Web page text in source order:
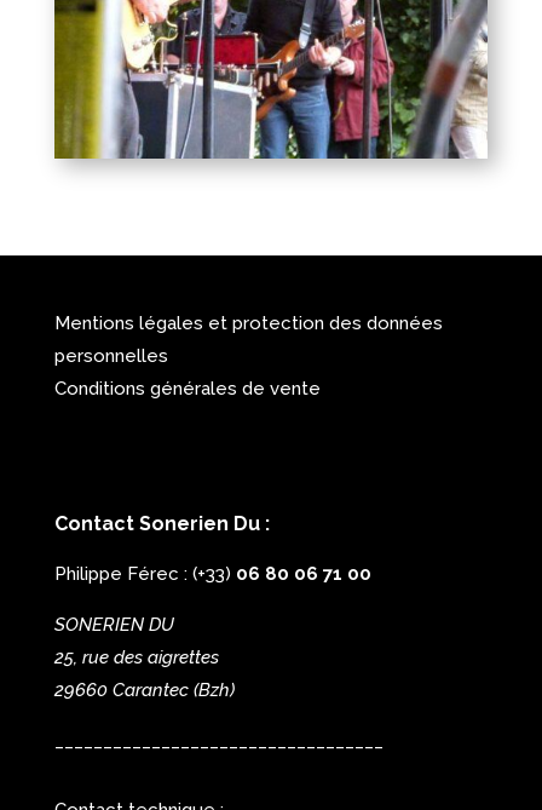
Mentions légales et protection des données
personnelles
Conditions générales de vente
Contact Sonerien Du :
Philippe Férec : (+33) 06 80 06 71 00
SONERIEN DU
25, rue des aigrettes
29660 Carantec (Bzh)